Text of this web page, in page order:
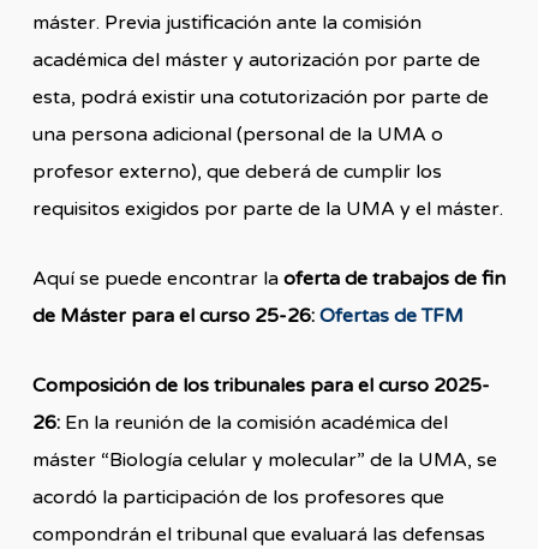
máster. Previa justificación ante la comisión
académica del máster y autorización por parte de
esta, podrá existir una cotutorización por parte de
una persona adicional (personal de la UMA o
profesor externo), que deberá de cumplir los
requisitos exigidos por parte de la UMA y el máster.
Aquí se puede encontrar la oferta de trabajos de fin
de Máster para el curso 25-26: Ofertas de TFM
Composición de los tribunales para el curso 2025-
26:En la reunión de la comisión académica del
máster “Biología celular y molecular” de la UMA, se
acordó la participación de los profesores que
compondrán el tribunal que evaluará las defensas